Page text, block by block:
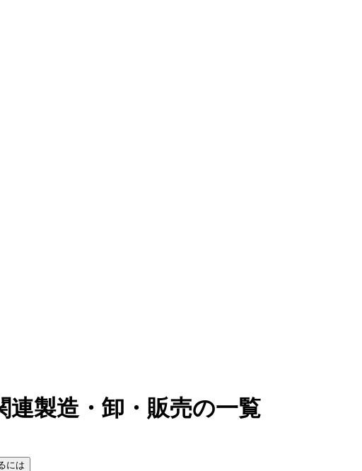
連製造・卸・販売の一覧
には